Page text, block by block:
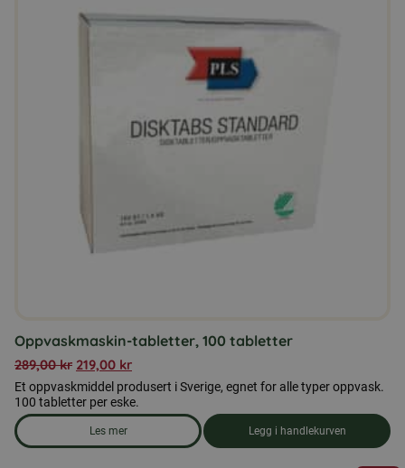
Oppvaskmaskin-tabletter, 100 tabletter
289,00kr 219,00 kr
Et oppvaskmiddel produsert i Sverige, egnet for alle typer oppvask.
100 tabletter per eske.
Les mer
om produkten Oppvaskmaskin-tabletter, 100 tabletter
Legg i handlekurven